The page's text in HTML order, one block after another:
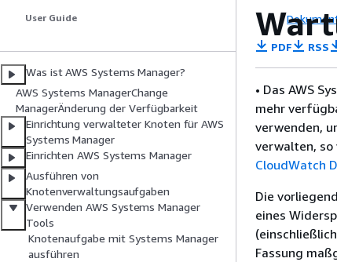
User Guide
Was ist AWS Systems Manager?
AWS Systems ManagerChange
ManagerÄnderung der Verfügbarkeit
Einrichtung verwalteter Knoten für AWS
Systems Manager
Einrichten AWS Systems Manager
Ausführen von
Knotenverwaltungsaufgaben
Verwenden AWS Systems Manager
Tools
Knotenaufgabe mit Systems Manager
ausführen
PDF RSS
• Das AWS
mehr
verwenden,
verwalten, so
CloudWatch
Die
eines
Fassung